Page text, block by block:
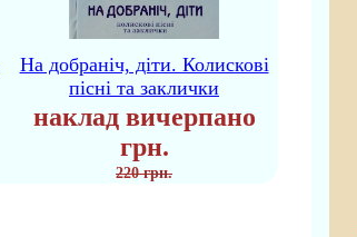
На добраніч, діти. Колискові
пісні та заклички
наклад вичерпано
грн.
220 грн.